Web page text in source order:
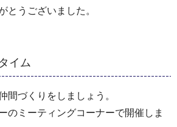
とうございました。
イム
間づくりをしましょう。
のミーティングコーナーで開催しま